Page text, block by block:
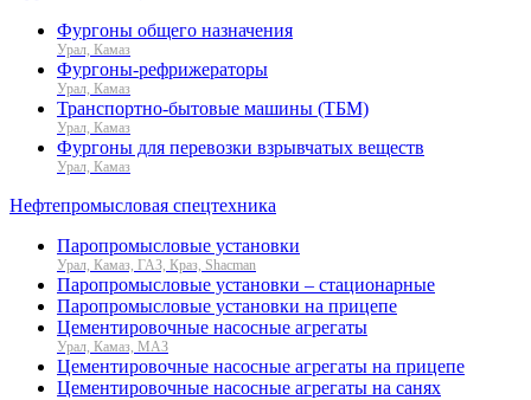
Фургоны общего назначения
Урал, Камаз
Фургоны-рефрижераторы
Урал, Камаз
Транспортно-бытовые машины (ТБМ)
Урал, Камаз
Фургоны для перевозки взрывчатых веществ
Урал, Камаз
Нефтепромысловая спецтехника
Паропромысловые установки
Урал, Камаз, ГАЗ, Краз, Shacman
Паропромысловые установки – стационарные
Паропромысловые установки на прицепе
Цементировочные насосные агрегаты
Урал, Камаз, МАЗ
Цементировочные насосные агрегаты на прицепе
Цементировочные насосные агрегаты на санях